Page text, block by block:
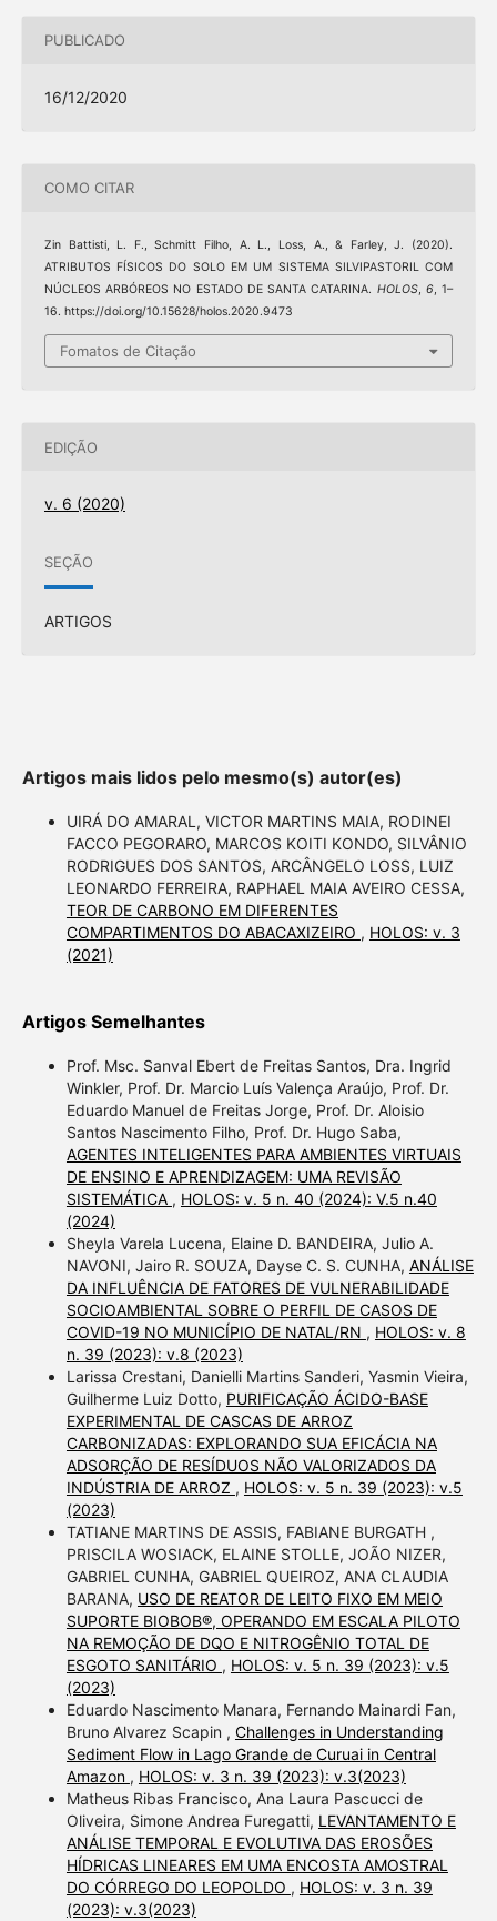
PUBLICADO
16/12/2020
COMO CITAR
Zin Battisti, L. F., Schmitt Filho, A. L., Loss, A., & Farley, J. (2020).
ATRIBUTOS FÍSICOS DO SOLO EM UM SISTEMA SILVIPASTORIL COM
NÚCLEOS ARBÓREOS NO ESTADO DE SANTA CATARINA. HOLOS, 6, 1–
16. https://doi.org/10.15628/holos.2020.9473
Fomatos de Citação
EDIÇÃO
v. 6 (2020)
SEÇÃO
ARTIGOS
Artigos mais lidos pelo mesmo(s) autor(es)
UIRÁ DO AMARAL, VICTOR MARTINS MAIA, RODINEI
FACCO PEGORARO, MARCOS KOITI KONDO, SILVÂNIO
RODRIGUES DOS SANTOS, ARCÂNGELO LOSS, LUIZ
LEONARDO FERREIRA, RAPHAEL MAIA AVEIRO CESSA,
TEOR DE CARBONO EM DIFERENTES
COMPARTIMENTOS DO ABACAXIZEIRO , HOLOS: v. 3
(2021)
Artigos Semelhantes
Prof. Msc. Sanval Ebert de Freitas Santos, Dra. Ingrid
Winkler, Prof. Dr. Marcio Luís Valença Araújo, Prof. Dr.
Eduardo Manuel de Freitas Jorge, Prof. Dr. Aloisio
Santos Nascimento Filho, Prof. Dr. Hugo Saba,
AGENTES INTELIGENTES PARA AMBIENTES VIRTUAIS
DE ENSINO E APRENDIZAGEM: UMA REVISÃO
SISTEMÁTICA , HOLOS: v. 5 n. 40 (2024): V.5 n.40
(2024)
Sheyla Varela Lucena, Elaine D. BANDEIRA, Julio A.
NAVONI, Jairo R. SOUZA, Dayse C. S. CUNHA, ANÁLISE
DA INFLUÊNCIA DE FATORES DE VULNERABILIDADE
SOCIOAMBIENTAL SOBRE O PERFIL DE CASOS DE
COVID-19 NO MUNICÍPIO DE NATAL/RN , HOLOS: v. 8
n. 39 (2023): v.8 (2023)
Larissa Crestani, Danielli Martins Sanderi, Yasmin Vieira,
Guilherme Luiz Dotto, PURIFICAÇÃO ÁCIDO-BASE
EXPERIMENTAL DE CASCAS DE ARROZ
CARBONIZADAS: EXPLORANDO SUA EFICÁCIA NA
ADSORÇÃO DE RESÍDUOS NÃO VALORIZADOS DA
INDÚSTRIA DE ARROZ , HOLOS: v. 5 n. 39 (2023): v.5
(2023)
TATIANE MARTINS DE ASSIS, FABIANE BURGATH ,
PRISCILA WOSIACK, ELAINE STOLLE, JOÃO NIZER,
GABRIEL CUNHA, GABRIEL QUEIROZ, ANA CLAUDIA
BARANA, USO DE REATOR DE LEITO FIXO EM MEIO
SUPORTE BIOBOB®, OPERANDO EM ESCALA PILOTO
NA REMOÇÃO DE DQO E NITROGÊNIO TOTAL DE
ESGOTO SANITÁRIO , HOLOS: v. 5 n. 39 (2023): v.5
(2023)
Eduardo Nascimento Manara, Fernando Mainardi Fan,
Bruno Alvarez Scapin , Challenges in Understanding
Sediment Flow in Lago Grande de Curuai in Central
Amazon , HOLOS: v. 3 n. 39 (2023): v.3(2023)
Matheus Ribas Francisco, Ana Laura Pascucci de
Oliveira, Simone Andrea Furegatti, LEVANTAMENTO E
ANÁLISE TEMPORAL E EVOLUTIVA DAS EROSÕES
HÍDRICAS LINEARES EM UMA ENCOSTA AMOSTRAL
DO CÓRREGO DO LEOPOLDO , HOLOS: v. 3 n. 39
(2023): v.3(2023)